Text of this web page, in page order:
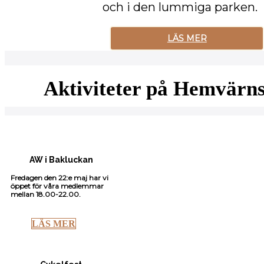
och i den lummiga parken.
LÄS MER
Aktiviteter på
AW i Bakluckan
Fredagen den 22:e maj har vi
öppet för våra medlemmar
mellan 18.00-22.00.
LÄS MER